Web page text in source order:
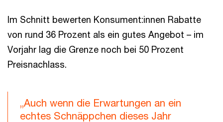
Im Schnitt bewerten Konsument:innen Rabatte
von rund 36 Prozent als ein gutes Angebot – im
Vorjahr lag die Grenze noch bei 50 Prozent
Preisnachlass.
„Auch wenn die Erwartungen an ein
echtes Schnäppchen dieses Jahr